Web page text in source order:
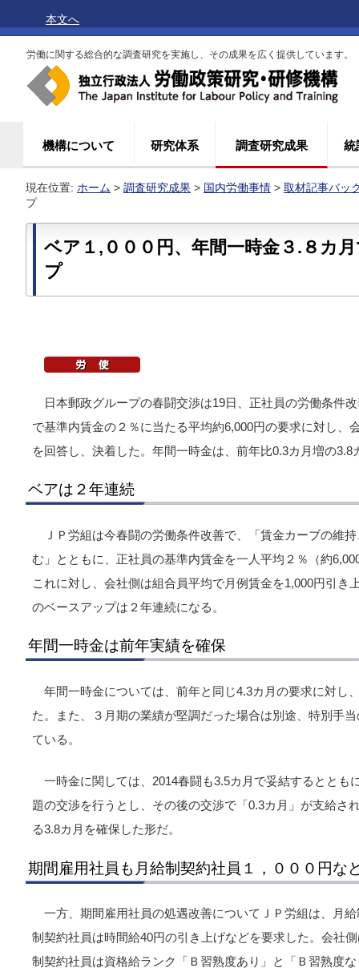
本文へ
労働に関する総合的な調査研究を実施し、その成果を広く提供しています。
機構について 研究体系 調査研究成果 統
現在位置: ホーム > 調査研究成果 > 国内労働事情 > 取材記事バッ
プ
ベア１,０００円、年間一時金３.８カ
プ
日本郵政グループの春闘交渉は19日、正社員の労働条件
で基準内賃金の２％に当たる平均約6,000円の要求に対し、
を回答し、決着した。年間一時金は、前年比0.3カ月増の3.8
ベアは２年連続
ＪＰ労組は今春闘の労働条件改善で、「賃金カーブの維
む」とともに、正社員の基準内賃金を一人平均２％（約
これに対し、会社側は組合員平均で月例賃金を1,000円引き
のベースアップは２年連続になる。
年間一時金は前年実績を確保
年間一時金については、前年と同じ4.3カ月の要求に対し
た。また、３月期の業績が堅調だった場合は別途、特別手
ている。
一時金に関しては、2014春闘も3.5カ月で妥結するととも
題の交渉を行うとし、その後の交渉で「0.3カ月」が支給さ
る3.8カ月を確保した形だ。
期間雇用社員も月給制契約社員１，０００円な
一方、期間雇用社員の処遇改善についてＪＰ労組は、月
制契約社員は時間給40円の引き上げなどを要求した。会社
制契約社員は資格給ランク「Ｂ習熟度あり」と「Ｂ習熟度